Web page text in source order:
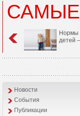
Нормы
детей
Новости
События
Публикации